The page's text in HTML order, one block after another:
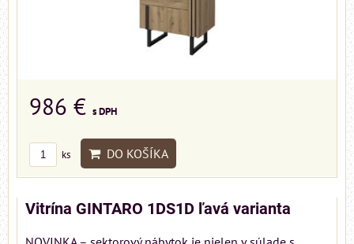
986 € s DPH
ks DO KOŠÍKA
Vitrína GINTARO 1DS1D ľavá varianta